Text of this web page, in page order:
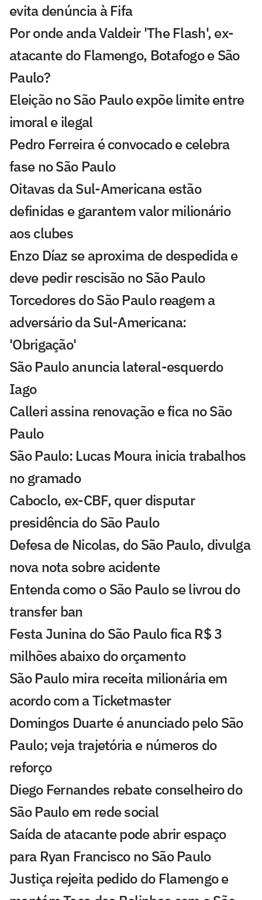
evita denúncia à Fifa
Por onde anda Valdeir 'The Flash', ex-
atacante do Flamengo, Botafogo e São
Paulo?
Eleição no São Paulo expõe limite entre
imoral e ilegal
Pedro Ferreira é convocado e celebra
fase no São Paulo
Oitavas da Sul-Americana estão
definidas e garantem valor milionário
aos clubes
Enzo Díaz se aproxima de despedida e
deve pedir rescisão no São Paulo
Torcedores do São Paulo reagem a
adversário da Sul-Americana:
'Obrigação'
São Paulo anuncia lateral-esquerdo
Iago
Calleri assina renovação e fica no São
Paulo
São Paulo: Lucas Moura inicia trabalhos
no gramado
Caboclo, ex-CBF, quer disputar
presidência do São Paulo
Defesa de Nicolas, do São Paulo, divulga
nova nota sobre acidente
Entenda como o São Paulo se livrou do
transfer ban
Festa Junina do São Paulo fica R$ 3
milhões abaixo do orçamento
São Paulo mira receita milionária em
acordo com a Ticketmaster
Domingos Duarte é anunciado pelo São
Paulo; veja trajetória e números do
reforço
Diego Fernandes rebate conselheiro do
São Paulo em rede social
Saída de atacante pode abrir espaço
para Ryan Francisco no São Paulo
Justiça rejeita pedido do Flamengo e